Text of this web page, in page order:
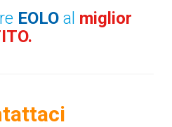
EOLO al miglior